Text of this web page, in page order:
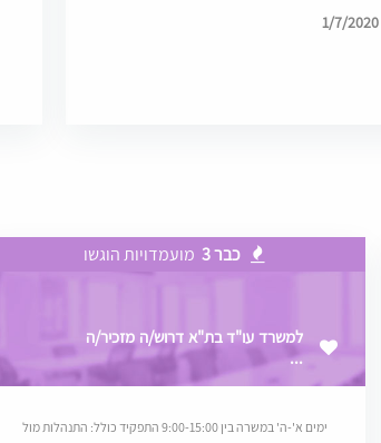
כבר 3 מועמדויות הוגשו
למשרד עו"ד בת"א דרוש/ה מזכיר/ה
...
ימים א'-ה' במשרה בין 9:00-15:00 התפקיד כולל: התנהלות מול